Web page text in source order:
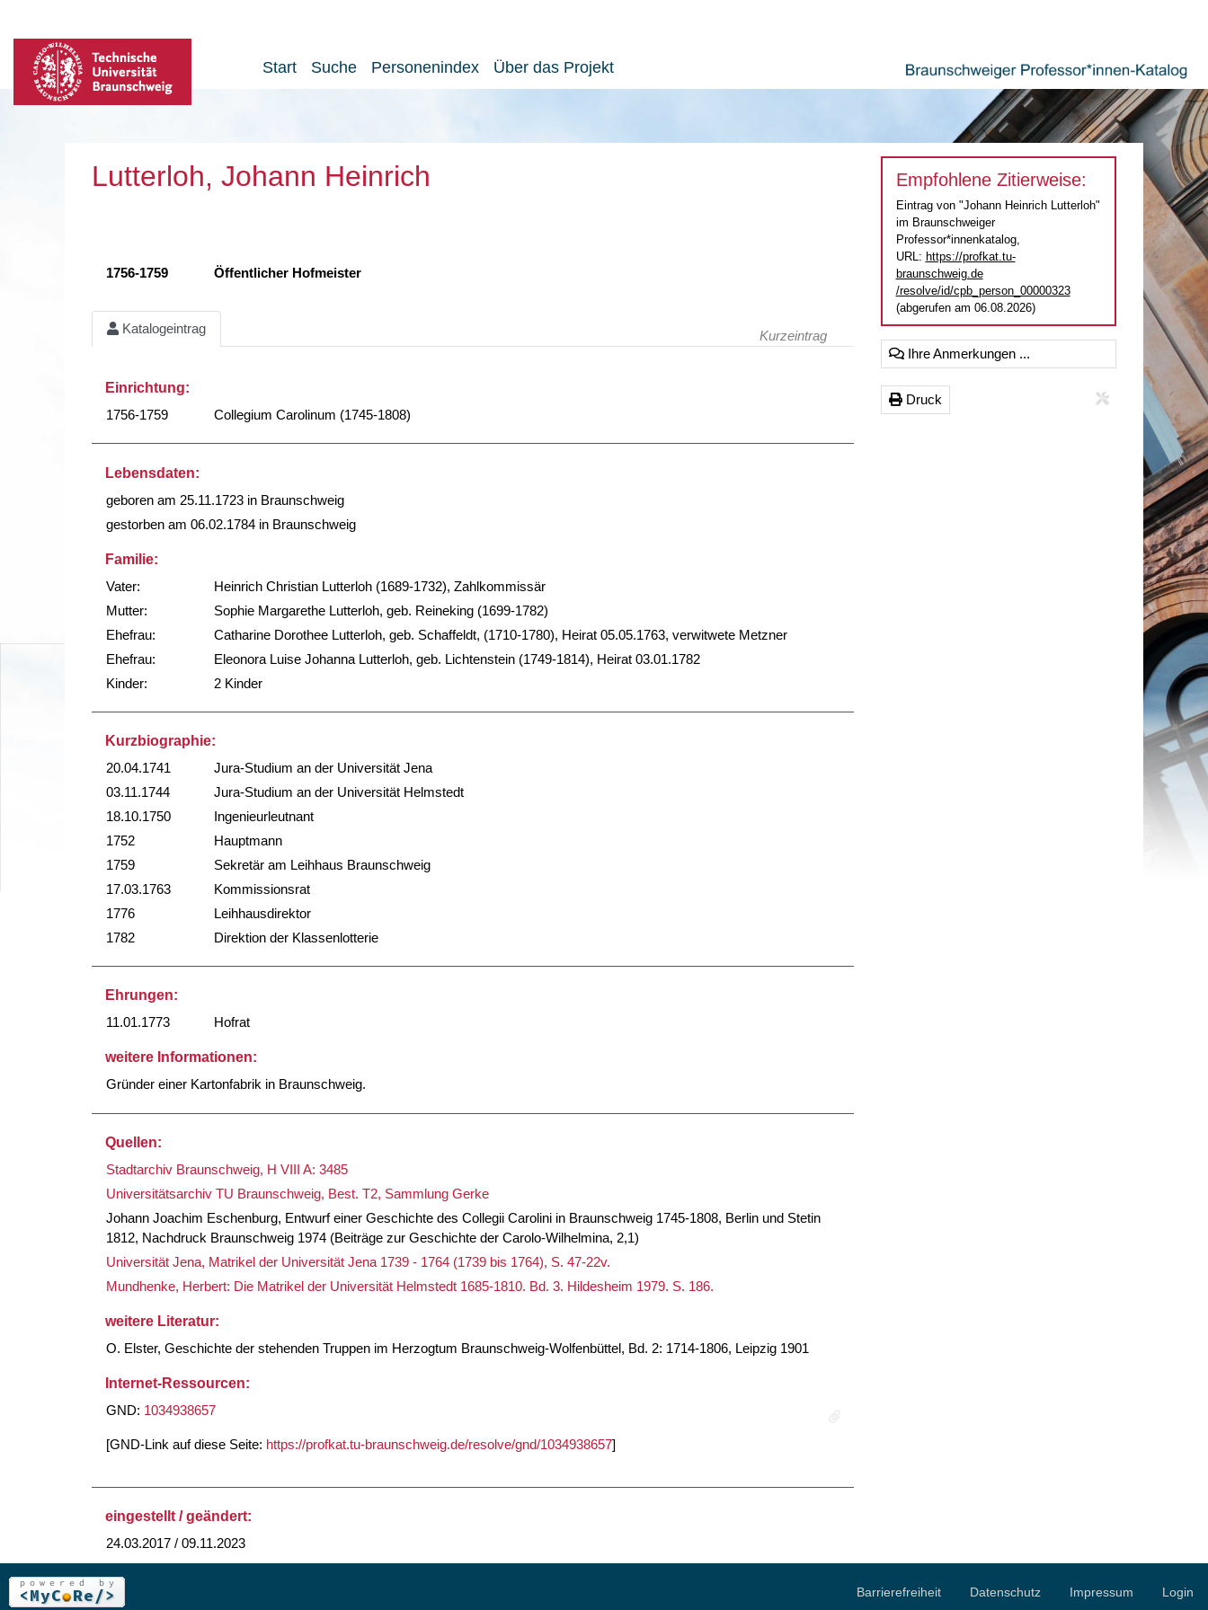
Start Suche Personenindex Über das Projekt
Lutterloh, Johann Heinrich
1756-1759 Öffentlicher Hofmeister
Katalogeintrag Kurzeintrag
Einrichtung:
1756-1759
Collegium Carolinum (1745-1808)
Lebensdaten:
geboren am 25.11.1723 in Braunschweig
gestorben am 06.02.1784 in Braunschweig
Familie:
Vater:
Heinrich Christian Lutterloh (1689-1732), Zahlkommissär
Mutter:
Sophie Margarethe Lutterloh, geb. Reineking (1699-1782)
Ehefrau:
Catharine Dorothee Lutterloh, geb. Schaffeldt, (1710-1780), Heirat 05.05.1763, verwitwete Metzner
Ehefrau:
Eleonora Luise Johanna Lutterloh, geb. Lichtenstein (1749-1814), Heirat 03.01.1782
Kinder:
2 Kinder
Kurzbiographie:
20.04.1741
Jura-Studium an der Universität Jena
03.11.1744
Jura-Studium an der Universität Helmstedt
18.10.1750
Ingenieurleutnant
1752
Hauptmann
1759
Sekretär am Leihhaus Braunschweig
17.03.1763
Kommissionsrat
1776
Leihhausdirektor
1782
Direktion der Klassenlotterie
Ehrungen:
11.01.1773
Hofrat
weitere Informationen:
Gründer einer Kartonfabrik in Braunschweig.
Quellen:
Stadtarchiv Braunschweig, H VIII A: 3485
Universitätsarchiv TU Braunschweig, Best. T2, Sammlung Gerke
Johann Joachim Eschenburg, Entwurf einer Geschichte des Collegii Carolini in Braunschweig 1745-1808, Berlin und Stetin
1812, Nachdruck Braunschweig 1974 (Beiträge zur Geschichte der Carolo-Wilhelmina, 2,1)
Universität Jena, Matrikel der Universität Jena 1739 - 1764 (1739 bis 1764), S. 47-22v.
Mundhenke, Herbert: Die Matrikel der Universität Helmstedt 1685-1810. Bd. 3. Hildesheim 1979. S. 186.
weitere Literatur:
O. Elster, Geschichte der stehenden Truppen im Herzogtum Braunschweig-Wolfenbüttel, Bd. 2: 1714-1806, Leipzig 1901
Internet-Ressourcen:
GND: 1034938657
[GND-Link auf diese Seite: https://profkat.tu-braunschweig.de/resolve/gnd/1034938657]
eingestellt / geändert:
24.03.2017 / 09.11.2023
Empfohlene Zitierweise:
Eintrag von "Johann Heinrich Lutterloh"
im Braunschweiger
Professor*innenkatalog,
URL: https://profkat.tu-
braunschweig.de
/resolve/id/cpb_person_00000323
(abgerufen am 06.08.2026)
Ihre Anmerkungen ...
Druck
Barrierefreiheit Datenschutz Impressum Login